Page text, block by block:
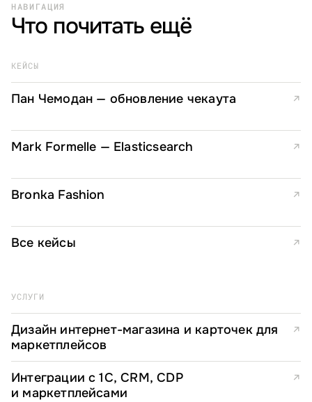
НАВИГАЦИЯ
Что почитать ещё
КЕЙСЫ
Пан Чемодан — обновление чекаута ↗
Mark Formelle — Elasticsearch ↗
Bronka Fashion ↗
Все кейсы ↗
УСЛУГИ
Дизайн интернет-магазина и карточек для
маркетплейсов
↗
Интеграции с 1С, CRM, CDP
и маркетплейсами
↗